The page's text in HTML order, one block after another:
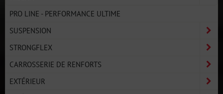
PRO LINE - PERFORMANCE ULTIME
SUSPENSION
STRONGFLEX
CARROSSERIE DE RENFORTS
EXTÉRIEUR